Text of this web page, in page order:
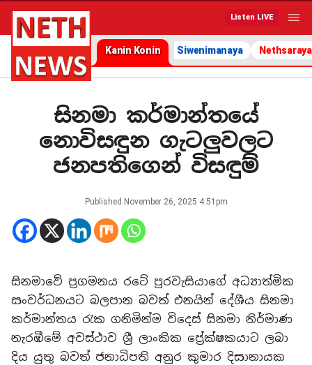
Listen LIVE
Kanin Konin Siwenimanaya Nethsaraya
සිනමා කර්මාන්තයේ
නොවිසඳුන ගැටලුවලට
ජනපතිගෙන් විසඳුම්
Published November 26, 2025 4:51pm
සිනමාවේ ප්‍රගමනය රටේ පුරවැසියාගේ අධ්‍යාත්මික
සංවර්ධනයට බලපාන බවත් එනයින් දේශීය සිනමා
කර්මාන්තය රැක ගනිමින්ම විදෙස් සිනමා නිර්මාණ
නැරඹීමේ අවස්ථාව ශ්‍රී ලාංකික ප්‍රේක්ෂකයාට ලබා
දිය යුතු බවත් ජනාධිපති අනුර කුමාර දිසානායක